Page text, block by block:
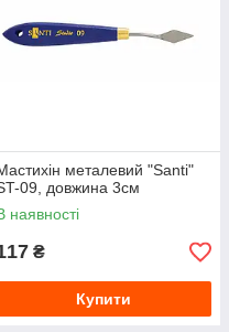
металевий "Santi"
09, довжина 3см
наявності
₴
Купити